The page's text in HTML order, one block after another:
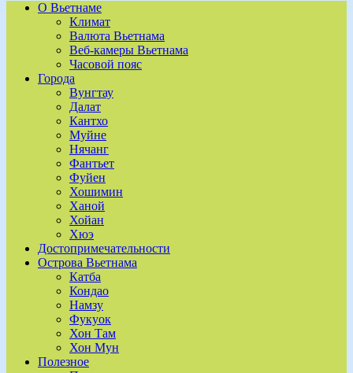
О Вьетнаме
Климат
Валюта Вьетнама
Веб-камеры Вьетнама
Часовой пояс
Города
Вунгтау
Далат
Кантхо
Муйне
Нячанг
Фантьет
Фуйен
Хошимин
Ханой
Хойан
Хюэ
Достопримечательности
Острова Вьетнама
Катба
Кондао
Намзу
Фукуок
Хон Там
Хон Мун
Полезное